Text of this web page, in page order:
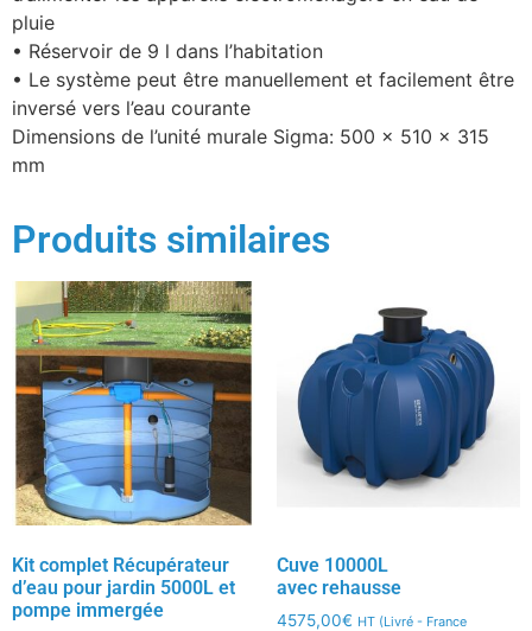
pluie
• Réservoir de 9 l dans l’habitation
• Le système peut être manuellement et facilement être
inversé vers l’eau courante
Dimensions de l’unité murale Sigma: 500 x 510 x 315
mm
Produits similaires
Kit complet Récupérateur
d’eau pour jardin 5000L et
pompe immergée
Cuve 10000L
avec rehausse
4575,00€ HT (Livré - France